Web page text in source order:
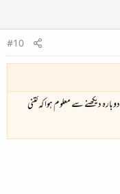
#10
دیکھنے سے معلوم ہوا کہ کتنی